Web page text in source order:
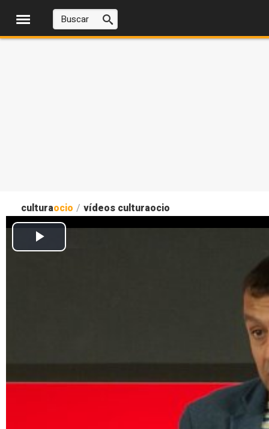
culturaocio / vídeos culturaocio